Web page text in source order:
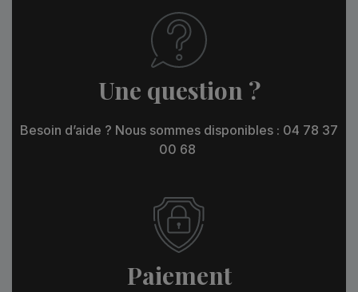
Une question ?
Besoin d’aide ? Nous sommes disponibles : 04 78 37
00 68
Paiement